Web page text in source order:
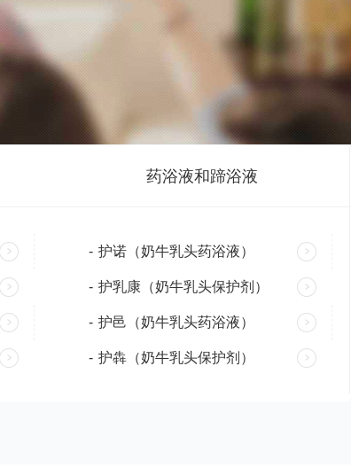
药浴液和蹄浴液
- 护诺（奶牛乳头药浴液）
- 护乳康（奶牛乳头保护剂）
- 护邑（奶牛乳头药浴液）
- 护犇（奶牛乳头保护剂）